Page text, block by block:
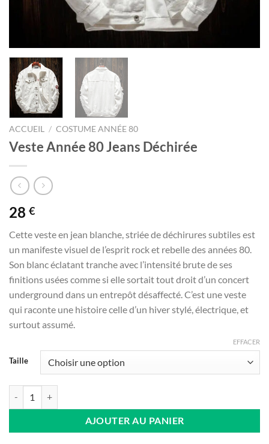
ACCUEIL / COSTUME ANNÉE 80
Veste Année 80 Jeans Déchirée
28 €
Cette veste en jean blanche, striée de déchirures subtiles est
un manifeste visuel de l’esprit rock et rebelle des années 80.
Son blanc éclatant tranche avec l’intensité brute de ses
finitions usées comme si elle sortait tout droit d’un concert
underground dans un entrepôt désaffecté. C’est une veste
qui raconte une histoire celle d’un hiver stylé, électrique, et
surtout assumé.
Taille
EFFACER
AJOUTER AU PANIER